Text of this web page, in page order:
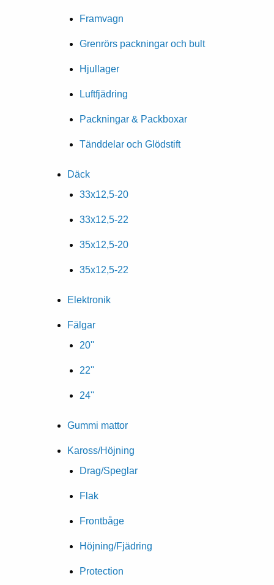
Framvagn
Grenrörs packningar och bult
Hjullager
Luftfjädring
Packningar & Packboxar
Tänddelar och Glödstift
Däck
33x12,5-20
33x12,5-22
35x12,5-20
35x12,5-22
Elektronik
Fälgar
20''
22''
24''
Gummi mattor
Kaross/Höjning
Drag/Speglar
Flak
Frontbåge
Höjning/Fjädring
Protection